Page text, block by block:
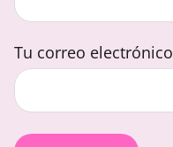
Tu correo electrónico